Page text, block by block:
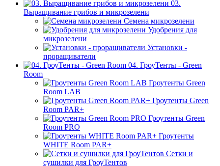
03.
Выращивание грибов и микрозелени
Семена микрозелени
Удобрения для
микрозелени
Установки -
проращиватели
04. ГроуТенты - Green
Room
Гроутенты Green
Room LAB
Гроутенты Green
Room PAR+
Гроутенты Green
Room PRO
Гроутенты
WHITE Room PAR+
Сетки и
сушилки для ГроуТентов